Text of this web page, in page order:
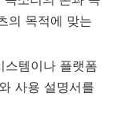
의 목적에 맞는
스템이나 플랫폼
사용 설명서를